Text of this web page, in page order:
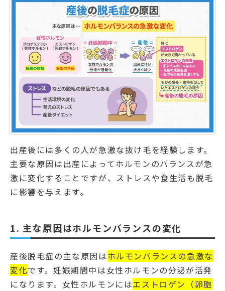
出産後には多くの人が急激な抜け毛を経験します。
主要な原因は出産によってホルモンのバランスが急
激に変化することですが、ストレスや食生活も脱毛
に影響を与えます。
1. 主な原因はホルモンバランスの変化
産後脱毛症の主な原因はホルモンバランスの急激な
変化です。妊娠期間中は女性ホルモンの分泌が活発
になります。女性ホルモンにはエストロゲン（卵胞